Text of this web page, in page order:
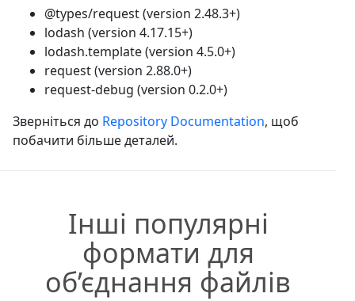
@types/request (version 2.48.3+)
lodash (version 4.17.15+)
lodash.template (version 4.5.0+)
request (version 2.88.0+)
request-debug (version 0.2.0+)
Зверніться до Repository Documentation, щоб
побачити більше деталей.
Інші популярні
формати для
об’єднання файлів